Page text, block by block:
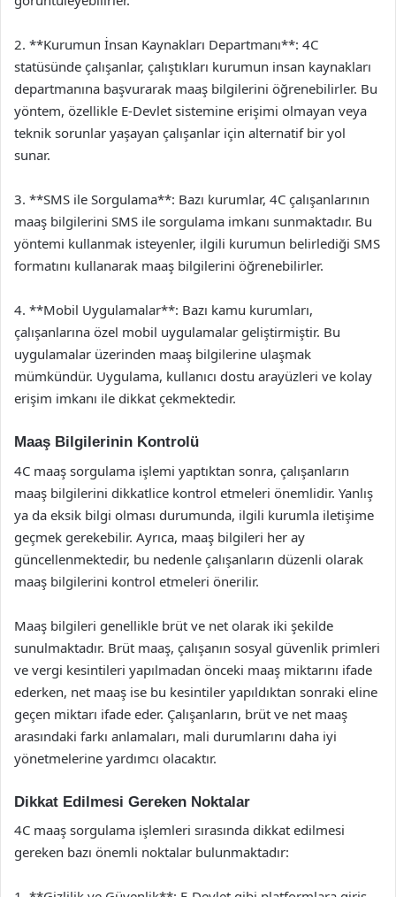
2. **Kurumun İnsan Kaynakları Departmanı**: 4C
statüsünde çalışanlar, çalıştıkları kurumun insan kaynakları
departmanına başvurarak maaş bilgilerini öğrenebilirler. Bu
yöntem, özellikle E-Devlet sistemine erişimi olmayan veya
teknik sorunlar yaşayan çalışanlar için alternatif bir yol
sunar.
3. **SMS ile Sorgulama**: Bazı kurumlar, 4C çalışanlarının
maaş bilgilerini SMS ile sorgulama imkanı sunmaktadır. Bu
yöntemi kullanmak isteyenler, ilgili kurumun belirlediği SMS
formatını kullanarak maaş bilgilerini öğrenebilirler.
4. **Mobil Uygulamalar**: Bazı kamu kurumları,
çalışanlarına özel mobil uygulamalar geliştirmiştir. Bu
uygulamalar üzerinden maaş bilgilerine ulaşmak
mümkündür. Uygulama, kullanıcı dostu arayüzleri ve kolay
erişim imkanı ile dikkat çekmektedir.
Maaş Bilgilerinin Kontrolü
4C maaş sorgulama işlemi yaptıktan sonra, çalışanların
maaş bilgilerini dikkatlice kontrol etmeleri önemlidir. Yanlış
ya da eksik bilgi olması durumunda, ilgili kurumla iletişime
geçmek gerekebilir. Ayrıca, maaş bilgileri her ay
güncellenmektedir, bu nedenle çalışanların düzenli olarak
maaş bilgilerini kontrol etmeleri önerilir.
Maaş bilgileri genellikle brüt ve net olarak iki şekilde
sunulmaktadır. Brüt maaş, çalışanın sosyal güvenlik primleri
ve vergi kesintileri yapılmadan önceki maaş miktarını ifade
ederken, net maaş ise bu kesintiler yapıldıktan sonraki eline
geçen miktarı ifade eder. Çalışanların, brüt ve net maaş
arasındaki farkı anlamaları, mali durumlarını daha iyi
yönetmelerine yardımcı olacaktır.
Dikkat Edilmesi Gereken Noktalar
4C maaş sorgulama işlemleri sırasında dikkat edilmesi
gereken bazı önemli noktalar bulunmaktadır: